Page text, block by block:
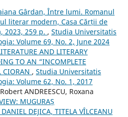
Gârdan, Între lumi. Romanul
literar modern, Casa Cărții de
2023, 259 p. , Studia Universitatis
Volume 69, No. 2, June 2024
AND LITERARY
TO AN “INCOMPLETE
CIORAN , Studia Universitatis
Volume 62, No. 1, 2017
ANDREESCU, Roxana
MUGURAȘ
DEJICA, TITELA VÎLCEANU